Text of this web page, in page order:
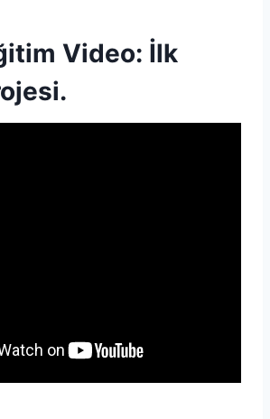
Video: İlk